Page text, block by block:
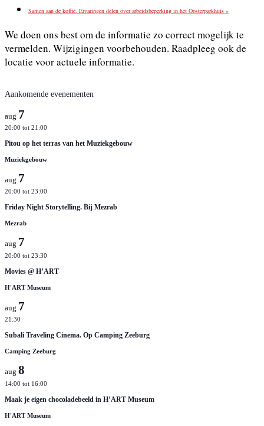
Samen aan de koffie. Ervaringen delen over arbeidsbeperking in het Oosterparkhuis »
We doen ons best om de informatie zo correct mogelijk te
vermelden. Wijzigingen voorbehouden. Raadpleeg ook de
locatie voor actuele informatie.
Aankomende evenementen
aug 7
20:00 tot 21:00
Pitou op het terras van het Muziekgebouw
Muziekgebouw
aug 7
20:00 tot 23:00
Friday Night Storytelling. Bij Mezrab
Mezrab
aug 7
20:00 tot 23:30
Movies @ H’ART
H'ART Museum
aug 7
21:30
Subali Traveling Cinema. Op Camping Zeeburg
Camping Zeeburg
aug 8
14:00 tot 16:00
Maak je eigen chocoladebeeld in H’ART Museum
H'ART Museum